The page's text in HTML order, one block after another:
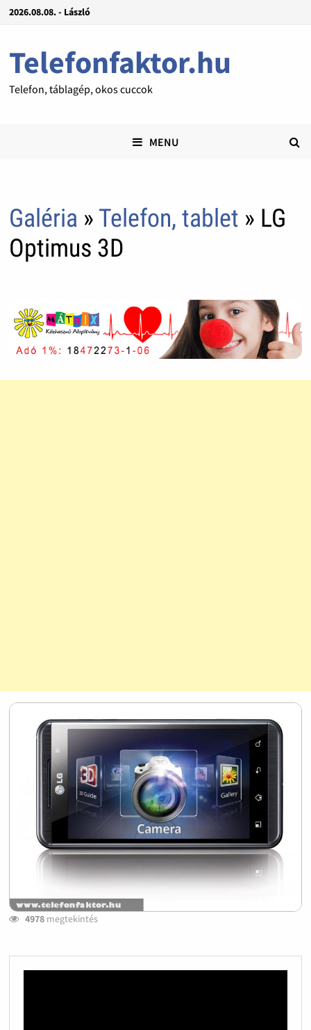
2026.08.08. - László
Telefonfaktor.hu
Telefon, táblagép, okos cuccok
MENU
Galéria » Telefon, tablet » LG
Optimus 3D
4978megtekintés